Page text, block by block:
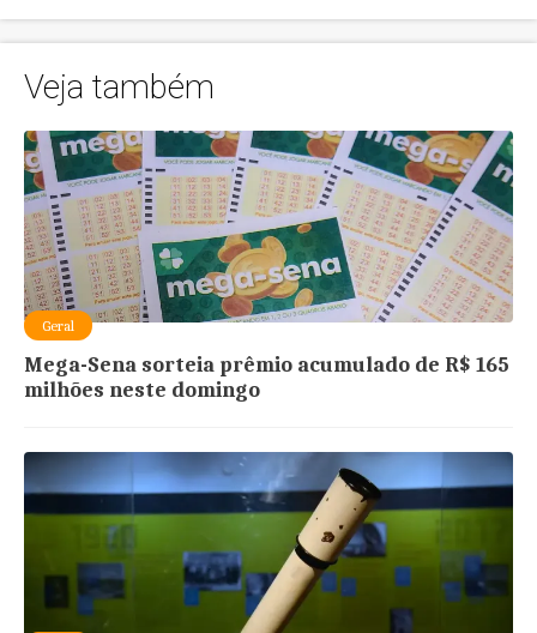
Veja também
Geral
Mega-Sena sorteia prêmio acumulado de R$ 165
milhões neste domingo